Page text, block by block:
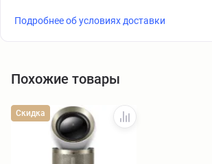
Подробнее об условиях доставки
Похожие товары
Скидка